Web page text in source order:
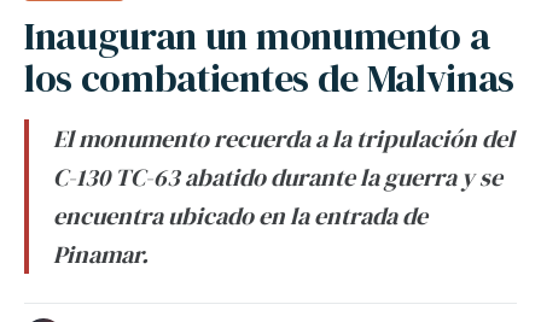
Inauguran un monumento a
los combatientes de Malvinas
El monumento recuerda a la tripulación del
C-130 TC-63 abatido durante la guerra y se
encuentra ubicado en la entrada de
Pinamar.